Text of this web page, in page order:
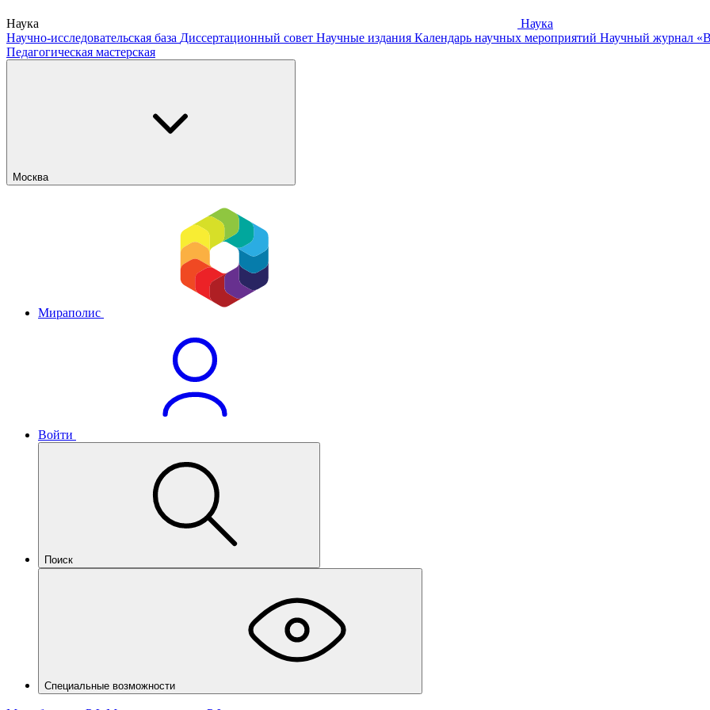
Наука
Наука
Научно-исследовательская база Диссертационный совет Научные издания Календарь научных мероприятий Научный журнал
Педагогическая мастерская
Москва
Мираполис
Войти
Поиск
Специальные возможности